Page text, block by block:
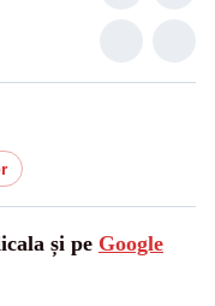
și pe Google